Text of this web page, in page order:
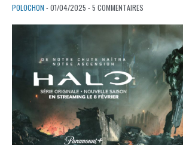
POLOCHON - 01/04/2025 - 5 COMMENTAIRES